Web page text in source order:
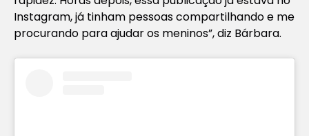
Instagram, já tinham pessoas compartilhando e me
procurando para ajudar os meninos”, diz Bárbara.